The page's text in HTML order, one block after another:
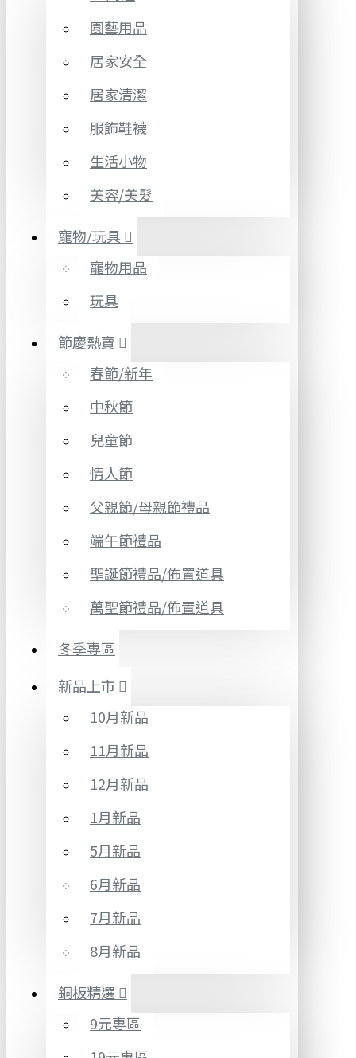
園藝用品
居家安全
居家清潔
服飾鞋襪
生活小物
美容/美髮
寵物/玩具
寵物用品
玩具
節慶熱賣
春節/新年
中秋節
兒童節
情人節
父親節/母親節禮品
端午節禮品
聖誕節禮品/佈置道具
萬聖節禮品/佈置道具
冬季專區
新品上市
10月新品
11月新品
12月新品
1月新品
5月新品
6月新品
7月新品
8月新品
銅板精選
9元專區